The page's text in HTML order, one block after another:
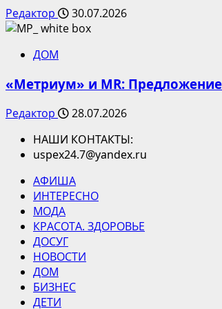
Редактор 30.07.2026
ДОМ
«Метриум» и MR:
Редактор
28.07.2026
НАШИ КОНТАКТЫ:
uspex24.7@yandex.ru
АФИША
ИНТЕРЕСНО
МОДА
КРАСОТА. ЗДОРОВЬЕ
ДОСУГ
НОВОСТИ
ДОМ
БИЗНЕС
ДЕТИ